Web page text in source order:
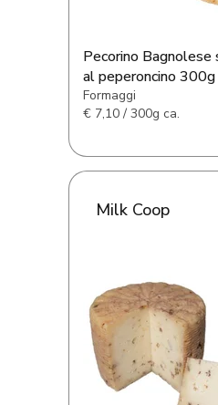
Pecorino Bagnolese
al peperoncino 300g
Formaggi
€ 7,10 / 300g ca.
Milk Coop